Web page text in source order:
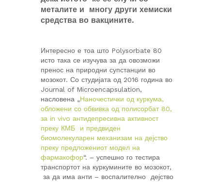
металите и многу други хемиски
средства во вакцините.
Интересно е тоа што Polysorbate 80
исто така се изучува за да овозможи
пренос на природни супстанции во
мозокот. Со студијата од 2016 година во
Journal of Microencapsulation,
насловена „Наночестички од куркума,
обложени со обвивка од полисорбат 80,
за in vivo антидепресивна активност
преку КМБ и предвиден
биомолекуларен механизам на дејство
преку предложениот модел на
фармакофор“. – успешно го тестира
транспортот на куркумините во мозокот,
за да има анти – воспалително дејство